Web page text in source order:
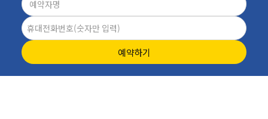
예약하기